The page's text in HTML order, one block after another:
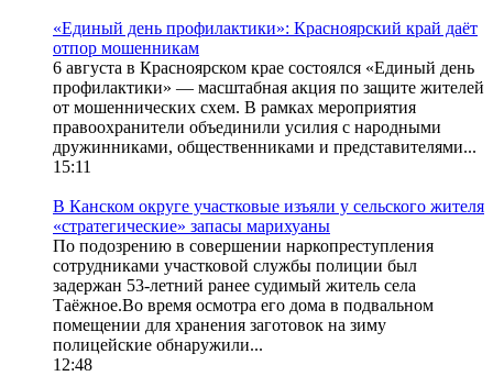
«Единый день профилактики»: Красноярский край даёт
отпор мошенникам
6 августа в Красноярском крае состоялся «Единый день
профилактики» — масштабная акция по защите жителей
от мошеннических схем. В рамках мероприятия
правоохранители объединили усилия с народными
дружинниками, общественниками и представителями...
15:11
В Канском округе участковые изъяли у сельского жителя
«стратегические» запасы марихуаны
По подозрению в совершении наркопреступления
сотрудниками участковой службы полиции был
задержан 53-летний ранее судимый житель села
Таёжное.Во время осмотра его дома в подвальном
помещении для хранения заготовок на зиму
полицейские обнаружили...
12:48